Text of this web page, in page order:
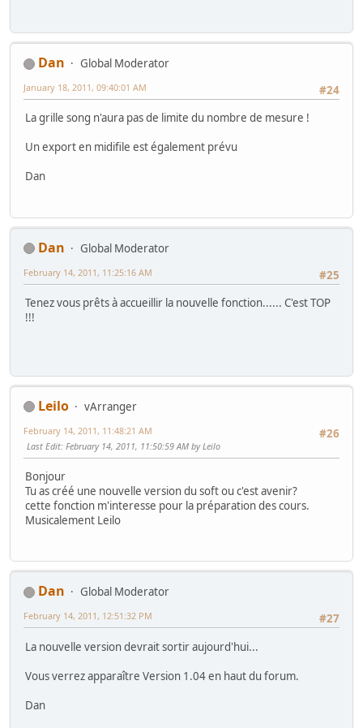
Dan
Global Moderator
#24
January 18, 2011, 09:40:01 AM
La grille song n'aura pas de limite du nombre de mesure !
Un export en midifile est également prévu
Dan
Dan
Global Moderator
#25
February 14, 2011, 11:25:16 AM
Tenez vous prêts à accueillir la nouvelle fonction...... C'est TOP
!!!
Leilo
vArranger
#26
February 14, 2011, 11:48:21 AM
Last Edit: February 14, 2011, 11:50:59 AM by Leilo
Bonjour
Tu as créé une nouvelle version du soft ou c'est avenir?
cette fonction m'interesse pour la préparation des cours.
Musicalement Leilo
Dan
Global Moderator
#27
February 14, 2011, 12:51:32 PM
La nouvelle version devrait sortir aujourd'hui...
Vous verrez apparaître Version 1.04 en haut du forum.
Dan